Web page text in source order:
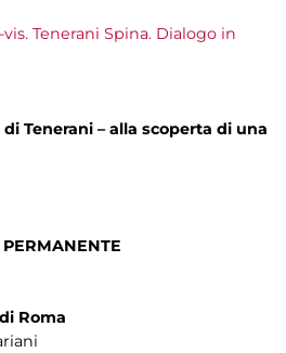
vis. Tenerani Spina. Dialogo in
Tenerani – alla scoperta di una
Roma